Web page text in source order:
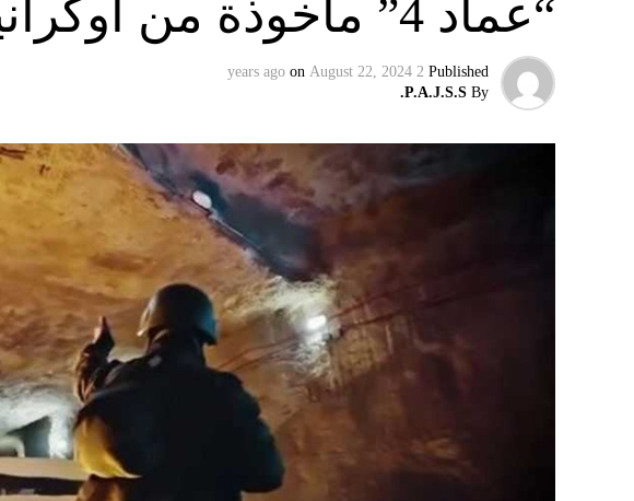
“عماد 4” مأخوذة من أوكرانيا….
Published
2 years ago
on August 22, 2024
By
P.A.J.S.S.